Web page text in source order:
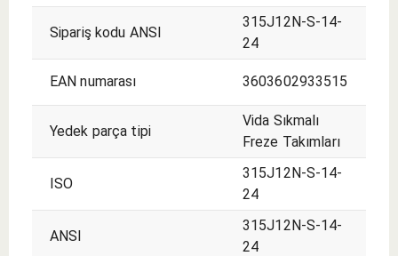
Sipariş kodu ANSI
315J12N-S-14-
24
EAN numarası 3603602933515
Yedek parça tipi
Vida Sıkmalı
Freze Takımları
ISO
315J12N-S-14-
24
ANSI
315J12N-S-14-
24